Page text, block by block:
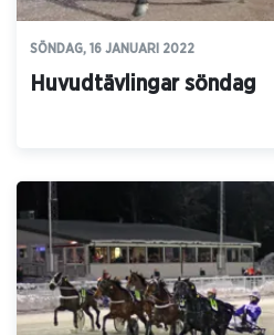
SÖNDAG, 16 JANUARI 2022
Huvudtävlingar söndag